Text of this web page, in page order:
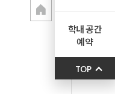
학내 공간
예약
TOP